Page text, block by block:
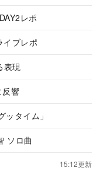
レポ
イブレポ
表現
反響
タイム」
ソロ曲
15:12更新